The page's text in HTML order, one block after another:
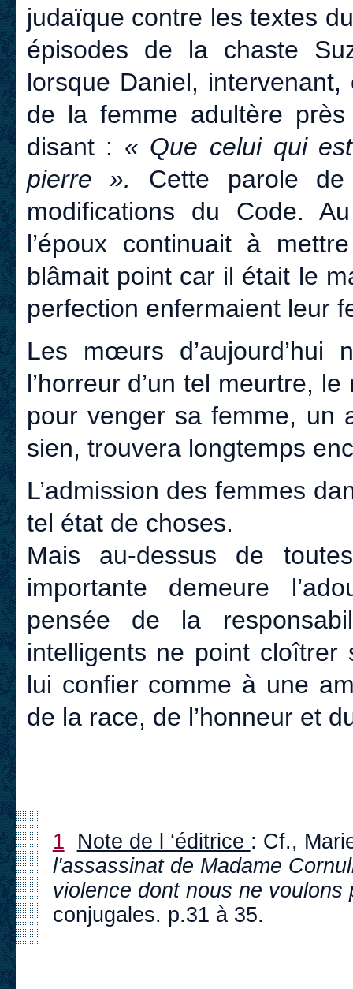
judaïque contre les textes
épisodes de la chaste
lorsque Daniel, intervenant,
de la femme adultère
disant : « Que celui qui
pierre ». Cette parole
modifications du Code.
l’époux continuait à
blâmait point car il était le
perfection enfermaient leur
Les mœurs
l’horreur d’un tel meurtre,
pour venger sa femme, un
sien, trouvera longtemps
L’admission des femmes
tel état de choses.
Mais au-dessus de
importante demeure
pensée de la
intelligents ne point cloîtrer
lui confier comme à une
de la race, de l’honneur et
1 Note de l ‘éditrice : Cf.,
l'assassinat de Madame
violence dont nous ne voulons
conjugales. p.31 à 35.